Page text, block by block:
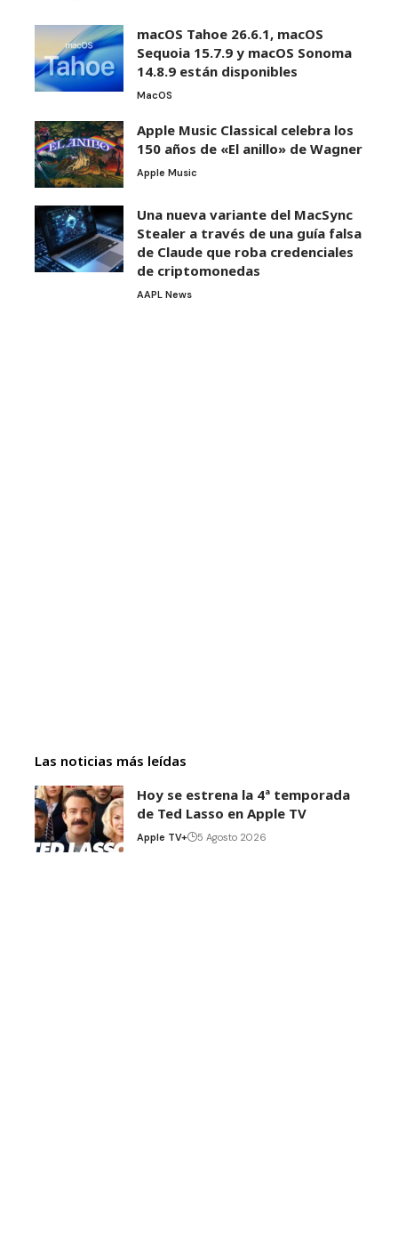
macOS Tahoe 26.6.1, macOS
Sequoia 15.7.9 y macOS Sonoma
14.8.9 están disponibles
MacOS
Apple Music Classical celebra los
150 años de «El anillo» de Wagner
Apple Music
Una nueva variante del MacSync
Stealer a través de una guía falsa
de Claude que roba credenciales
de criptomonedas
AAPL News
Las noticias más leídas
Hoy se estrena la 4ª temporada
de Ted Lasso en Apple TV
Apple TV+ 5 Agosto 2026